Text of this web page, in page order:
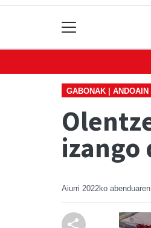
GABONAK | ANDOAIN
izango
Aiurri 2022ko